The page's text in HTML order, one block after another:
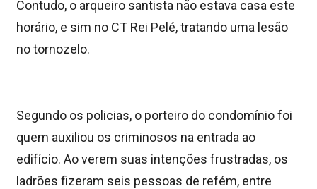
Contudo, o arqueiro santista não estava casa este
horário, e sim no CT Rei Pelé, tratando uma lesão
no tornozelo.
Segundo os policias, o porteiro do condomínio foi
quem auxiliou os criminosos na entrada ao
edifício. Ao verem suas intenções frustradas, os
ladrões fizeram seis pessoas de refém, entre